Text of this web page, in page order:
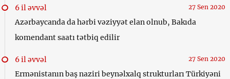
6 il əvvəl 27 Sen 2020
Azərbaycanda da hərbi vəziyyət elan olnub, Bakıda
komendant saatı tətbiq edilir
6 il əvvəl 27 Sen 2020
Ermənistanın baş naziri beynəlxalq strukturları Türkiyəni